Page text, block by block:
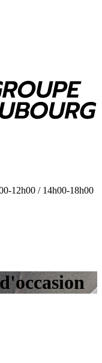
12h00 / 14h00-18h00